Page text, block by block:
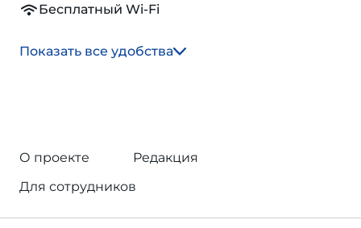
Бесплатный Wi-Fi
Показать все удобства
О проекте
Редакция
Для сотрудников